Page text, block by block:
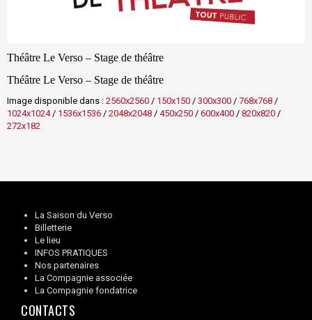
Théâtre Le Verso – Stage de théâtre
Théâtre Le Verso – Stage de théâtre
Image disponible dans : 2560x2560 / 150x150 / 300x300 / 768x768 /
1024x1024/ 1536x1536 / 2048x2048 / 450x250 / 600x400 / 820x820 /
272x182
La Saison du Verso
Billetterie
Le lieu
INFOS PRATIQUES
Nos partenaires
La Compagnie associée
La Compagnie fondatrice
CONTACTS